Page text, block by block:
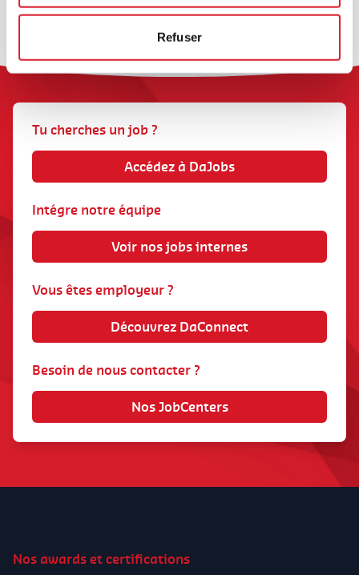
Refuser
SMS, réseaux sociaux ou
Tu cherches un job ?
Accédez à DaJobs
Intégre notre équipe
Voir nos jobs internes
Vous êtes employeur ?
Découvrez DaConnect
Besoin de nous contacter ?
Nos JobCenters
Nos awards et certifications